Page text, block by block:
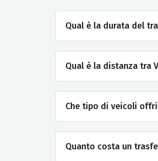
Qual è la durata del
Qual è la distanza tra
Che tipo di veicoli
Quanto costa un